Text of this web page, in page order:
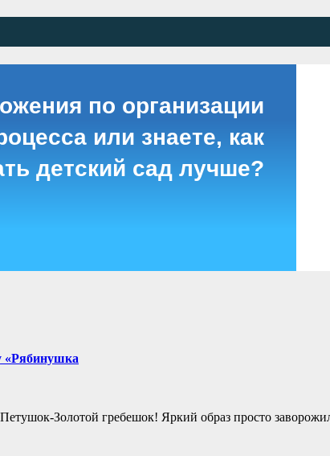
по организации
или знаете, как
детский сад лучше?
«Рябинушка
Золотой гребешок! Яркий образ просто